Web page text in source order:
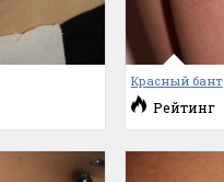
Красный бант
Рейтинг